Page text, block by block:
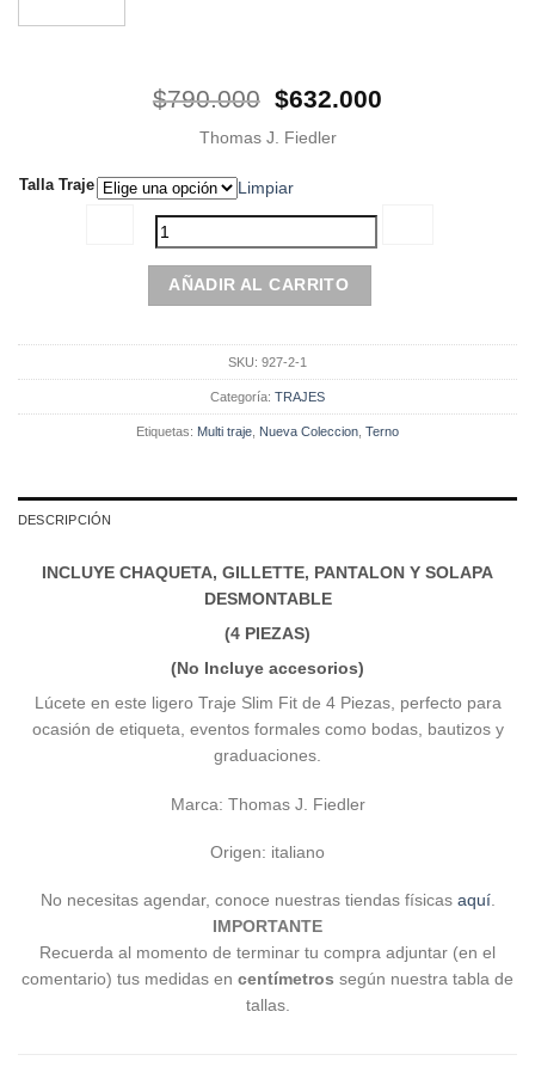
$790.000 El
original
$790.000.
$632.000
Thomas J. Fiedler
Talla Traje Limpiar
Traje
|
Chaleco
927-
AÑADIR AL CARRITO
SKU: 927-2-1
Categoría: TRAJES
Etiquetas: Multi traje Nueva Coleccion Terno
DESCRIPCIÓN
INCLUYE CHAQUETA, GILLETTE, PANTALON Y SOLAPA
DESMONTABLE
(4 PIEZAS)
(No Incluye accesorios)
Lúcete en este ligero Traje Slim Fit de 4 Piezas, perfecto para
ocasión de etiqueta, eventos formales como bodas, bautizos y
graduaciones.
Marca: Thomas J. Fiedler
Origen: italiano
No necesitas agendar, conoce nuestras tiendas físicas aquí.
IMPORTANTE
Recuerda al momento de terminar tu compra adjuntar (en el
comentario) tus medidas en centímetros según nuestra tabla de
tallas.